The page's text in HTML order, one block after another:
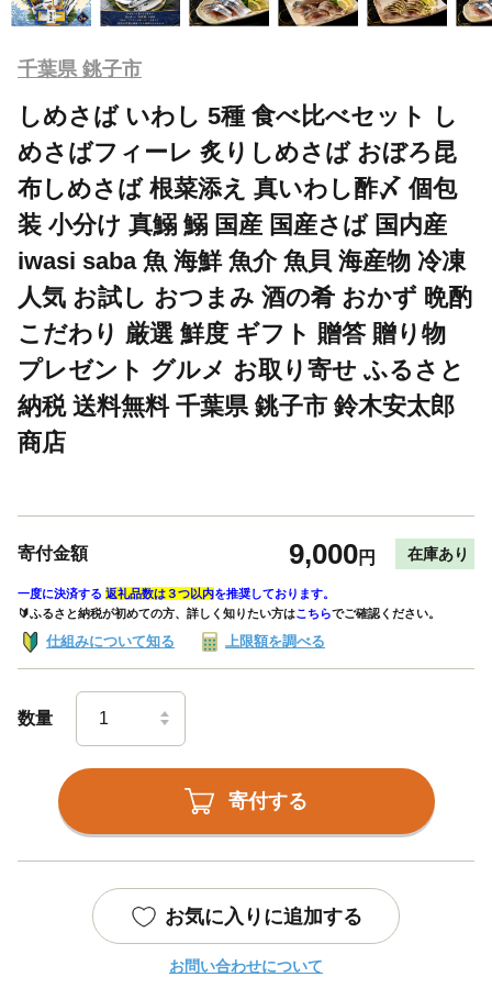
千葉県 銚子市
しめさば いわし 5種 食べ比べセット し
めさばフィーレ 炙りしめさば おぼろ昆
布しめさば 根菜添え 真いわし酢〆 個包
装 小分け 真鰯 鰯 国産 国産さば 国内産
iwasi saba 魚 海鮮 魚介 魚貝 海産物 冷凍
人気 お試し おつまみ 酒の肴 おかず 晩酌
こだわり 厳選 鮮度 ギフト 贈答 贈り物
プレゼント グルメ お取り寄せ ふるさと
納税 送料無料 千葉県 銚子市 鈴木安太郎
商店
寄付金額 9,000円 在庫あり
一度に決済する 返礼品数は３つ以内を推奨しております。
🔰ふるさと納税が初めての方、詳しく知りたい方はこちらでご確認ください。
仕組みについて知る 上限額を調べる
数量
寄付する
お気に入りに追加する
お問い合わせについて